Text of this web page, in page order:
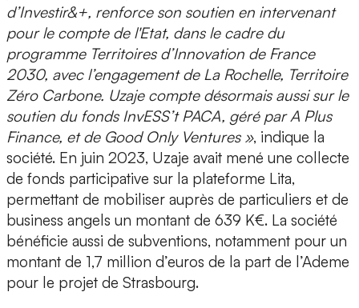
d’Investir&+, renforce son soutien en intervenant
pour le compte de l'Etat, dans le cadre du
programme Territoires d’Innovation de France
2030, avec l’engagement de La Rochelle, Territoire
Zéro Carbone. Uzaje compte désormais aussi sur le
soutien du fonds InvESS’t PACA, géré par A Plus
Finance, et de Good Only Ventures », indique la
société. En juin 2023, Uzaje avait mené une collecte
de fonds participative sur la plateforme Lita,
permettant de mobiliser auprès de particuliers et de
business angels un montant de 639 K€. La société
bénéficie aussi de subventions, notamment pour un
montant de 1,7 million d’euros de la part de l’Ademe
pour le projet de Strasbourg.